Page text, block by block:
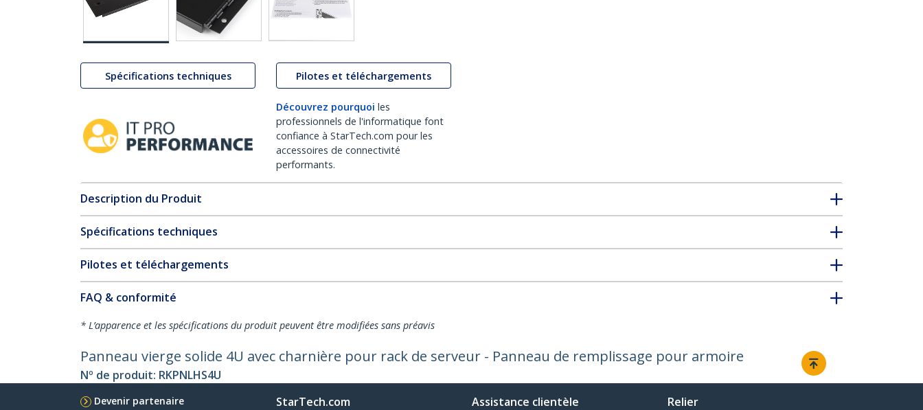
Spécifications techniques Pilotes et téléchargements
Découvrez pourquoi les
professionnels de l'informatique font
confiance à StarTech.com pour les
accessoires de connectivité
performants.
Description du Produit
Spécifications techniques
Pilotes et téléchargements
FAQ & conformité
* L’apparence et les spécifications du produit peuvent être modifiées sans préavis
Panneau vierge solide 4U avec charnière pour rack de serveur - Panneau de remplissage pour armoire
Nº de produit: RKPNLHS4U
Devenir partenaire
StarTech.com Assistance clientèle Relier